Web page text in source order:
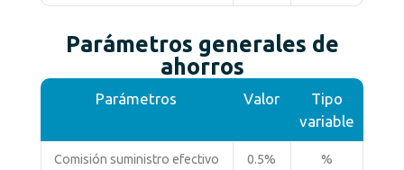
Parámetros generales de
ahorros
Parámetros Valor
Tipo
variable
Comisión suministro efectivo
0.5%
%